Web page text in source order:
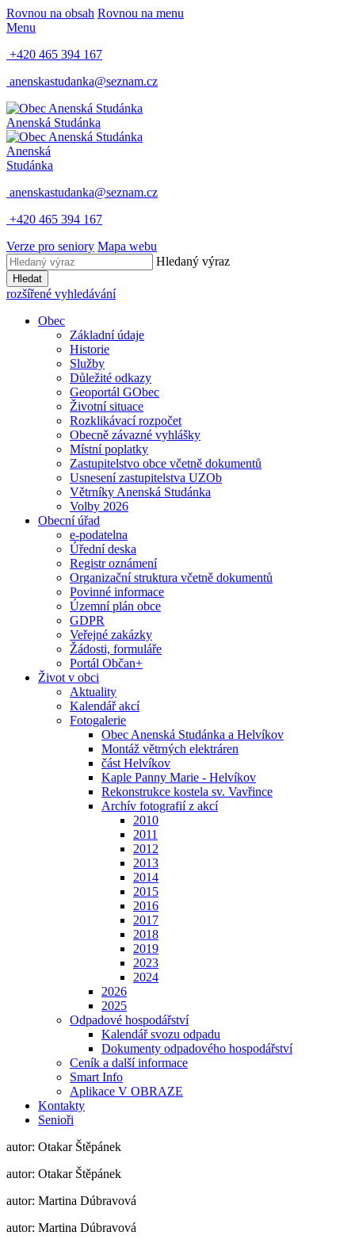
Rovnou na obsah Rovnou na menu
Menu
+420 465 394 167
anenskastudanka@seznam.cz
Anenská Studánka
Anenská
Studánka
anenskastudanka@seznam.cz
+420 465 394 167
Verze pro seniory Mapa webu
Hledaný výraz
Hledat
rozšířené vyhledávání
Obec
Základní údaje
Historie
Služby
Důležité odkazy
Geoportál GObec
Životní situace
Rozklikávací rozpočet
Obecně závazné vyhlášky
Místní poplatky
Zastupitelstvo obce včetně dokumentů
Usnesení zastupitelstva UZOb
Větrníky Anenská Studánka
Volby 2026
Obecní úřad
e-podatelna
Úřední deska
Registr oznámení
Organizační struktura včetně dokumentů
Povinné informace
Územní plán obce
GDPR
Veřejné zakázky
Žádosti, formuláře
Portál Občan+
Život v obci
Aktuality
Kalendář akcí
Fotogalerie
Obec Anenská Studánka a Helvíkov
Montáž větrných elektráren
část Helvíkov
Kaple Panny Marie - Helvíkov
Rekonstrukce kostela sv. Vavřince
Archív fotografií z akcí
2010
2011
2012
2013
2014
2015
2016
2017
2018
2019
2023
2024
2026
2025
Odpadové hospodářství
Kalendář svozu odpadu
Dokumenty odpadového hospodářství
Ceník a další informace
Smart Info
Aplikace V OBRAZE
Kontakty
Senioři
autor: Otakar Štěpánek
autor: Otakar Štěpánek
autor: Martina Dúbravová
autor: Martina Dúbravová